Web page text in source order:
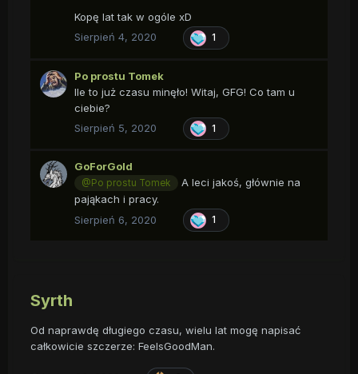
Kopę lat tak w ogóle xD
Sierpień 4, 2020
1
Po prostu Tomek
Ile to już czasu minęło! Witaj, GFG! Co tam u
ciebie?
Sierpień 5, 2020
1
GoForGold
@Po prostu Tomek
A leci jakoś, głównie na
pająkach i pracy.
Sierpień 6, 2020
1
Syrth
Od naprawdę długiego czasu, wielu lat mogę napisać
całkowicie szczerze: FeelsGoodMan.